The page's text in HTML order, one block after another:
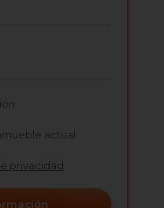
actual
privacidad